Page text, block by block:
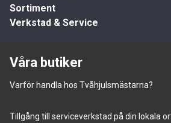
Sortiment
Verkstad & Service
Våra butiker
Varför handla hos Tvåhjulsmästarna?
Tillgång till serviceverkstad på din lokala